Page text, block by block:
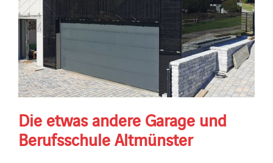
Die etwas andere Garage und
Berufsschule Altmünster